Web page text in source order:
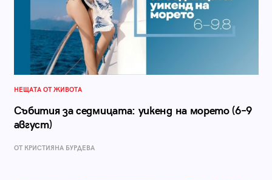
НЕЩАТА ОТ ЖИВОТА
Събития за седмицата: уикенд на морето (6–9
август)
ОТ КРИСТИЯНА БУРДЕВА